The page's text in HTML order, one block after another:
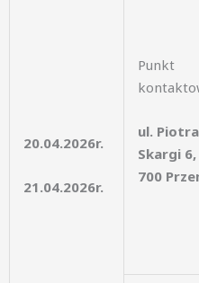
20.04.2026r.
21.04.2026r.
Punkt
ul. Piotra
Skargi
700